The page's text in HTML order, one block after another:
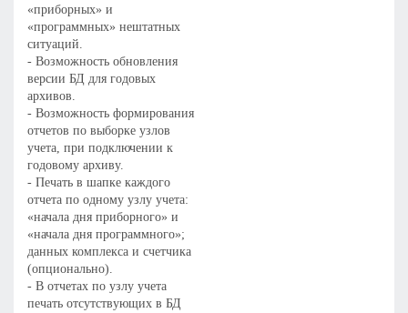
«приборных» и
«программных» нештатных
ситуаций.
- Возможность обновления
версии БД для годовых
архивов.
- Возможность формирования
отчетов по выборке узлов
учета, при подключении к
годовому архиву.
- Печать в шапке каждого
отчета по одному узлу учета:
«начала дня приборного» и
«начала дня программного»;
данных комплекса и счетчика
(опционально).
- В отчетах по узлу учета
печать отсутствующих в БД